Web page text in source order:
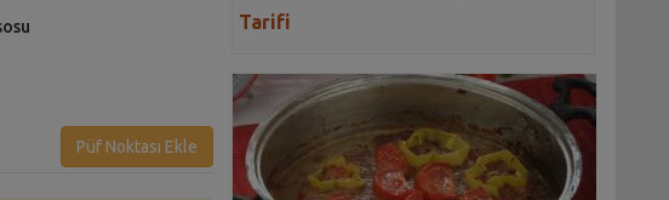
Püf Noktası Ekle
Tarifi